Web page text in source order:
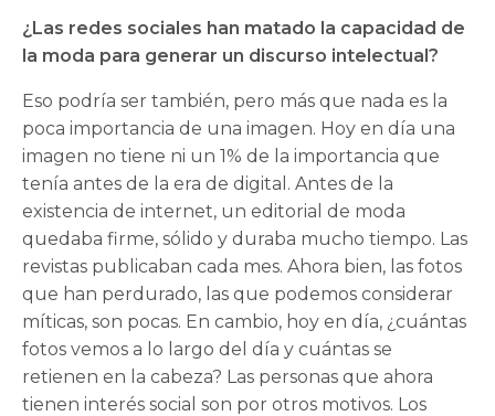
¿Las redes sociales han matado la capacidad de
la moda para generar un discurso intelectual?
Eso podría ser también, pero más que nada es la
poca importancia de una imagen. Hoy en día una
imagen no tiene ni un 1% de la importancia que
tenía antes de la era de digital. Antes de la
existencia de internet, un editorial de moda
quedaba firme, sólido y duraba mucho tiempo. Las
revistas publicaban cada mes. Ahora bien, las fotos
que han perdurado, las que podemos considerar
míticas, son pocas. En cambio, hoy en día, ¿cuántas
fotos vemos a lo largo del día y cuántas se
retienen en la cabeza? Las personas que ahora
tienen interés social son por otros motivos. Los